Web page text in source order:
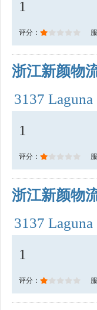
1
评分：
浙江新颜物
3137 Laguna
1
评分：
浙江新颜物
3137 Laguna
1
评分：